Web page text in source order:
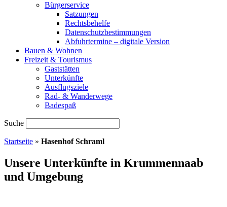
Bürgerservice
Satzungen
Rechtsbehelfe
Datenschutzbestimmungen
Abfuhrtermine – digitale Version
Bauen & Wohnen
Freizeit & Tourismus
Gaststätten
Unterkünfte
Ausflugsziele
Rad- & Wanderwege
Badespaß
Suche
Startseite » Hasenhof Schraml
Unsere Unterkünfte in Krummennaab
und Umgebung